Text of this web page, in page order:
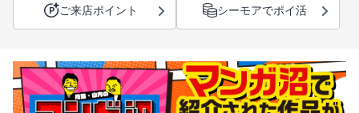
ご来店ポイント シーモアでポイ活